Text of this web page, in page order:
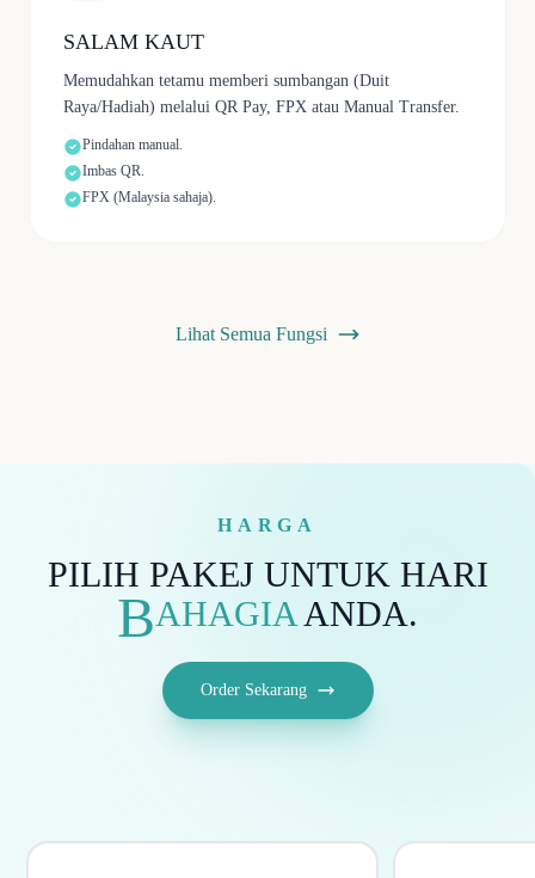
SALAM KAUT
Memudahkan tetamu memberi sumbangan (Duit
Raya/Hadiah) melalui QR Pay, FPX atau Manual Transfer.
Pindahan manual.
Imbas QR.
FPX (Malaysia sahaja).
Lihat Semua Fungsi
HARGA
PILIH PAKEJ UNTUK HARI
BAHAGIA ANDA.
Order Sekarang